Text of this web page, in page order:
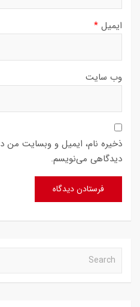
ایمیل *
وب‌ سایت
ذخیره نام، ایمیل و وبسایت من
دیدگاهی می‌نویسم.
a